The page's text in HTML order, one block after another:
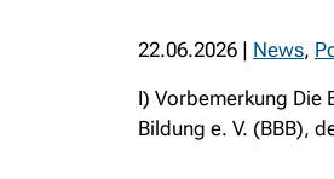
22.06.2026 | News,
I) Vorbemerkung Die
Bildung e. V. (BBB),